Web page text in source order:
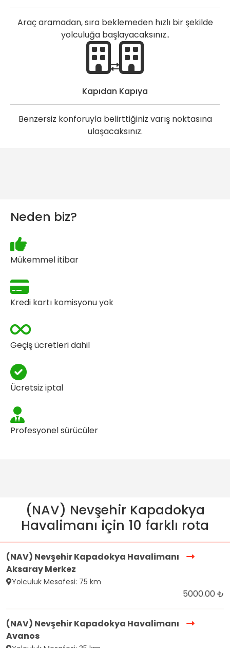
Araç aramadan, sıra beklemeden hızlı bir şekilde
yolculuğa başlayacaksınız..
Kapıdan Kapıya
Benzersiz konforuyla belirttiğiniz varış noktasına
ulaşacaksınız.
Neden biz?
Mükemmel itibar
Kredi kartı komisyonu yok
Geçiş ücretleri dahil
Ücretsiz iptal
Profesyonel sürücüler
(NAV) Nevşehir Kapadokya
Havalimanı için 10 farklı rota
(NAV) Nevşehir Kapadokya Havalimanı
Aksaray Merkez
Yolculuk Mesafesi: 75 km
5000.00 ₺
(NAV) Nevşehir Kapadokya Havalimanı
Avanos